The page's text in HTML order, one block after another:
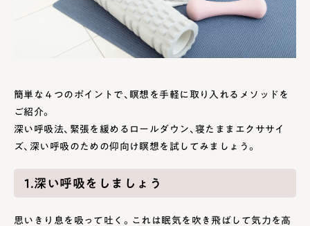
簡単な４つのポイントで、瞑想を手軽に取り入れるメソッドを
ご紹介。
深い呼吸法、緊張を緩めるロールダウン、寝たままエクササイ
ズ、深い呼吸のための仰向け瞑想を試してみましょう。
1.深い呼吸をしましょう
思いきり息を吸って吐く。これは眠気を吹き飛ばして気力を高